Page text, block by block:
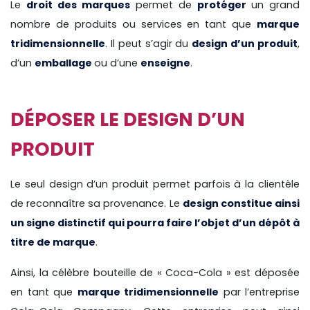
Le droit des marques permet de protéger un grand
nombre de produits ou services en tant que marque
tridimensionnelle. Il peut s’agir du design d’un produit,
d’un emballage ou d’une enseigne.
DÉPOSER LE DESIGN D’UN
PRODUIT
Le seul design d’un produit permet parfois à la clientèle
de reconnaître sa provenance. Le design constitue ainsi
un signe distinctif qui pourra faire l’objet d’un dépôt à
titre de marque.
Ainsi, la célèbre bouteille de « Coca-Cola » est déposée
en tant que marque tridimensionnelle par l’entreprise